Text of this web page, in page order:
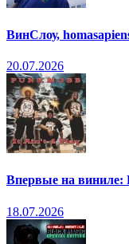
ВинСлоу,
20.07.2026
Впервые на виниле:
18.07.2026